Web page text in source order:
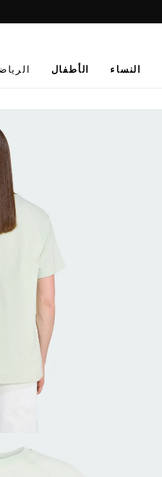
النساء الأطفال